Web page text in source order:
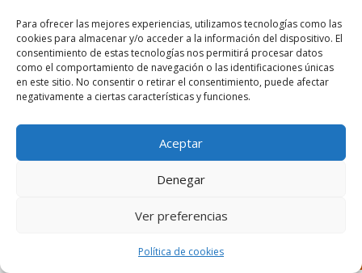
Para ofrecer las mejores experiencias, utilizamos tecnologías como las
cookies para almacenar y/o acceder a la información del dispositivo. El
consentimiento de estas tecnologías nos permitirá procesar datos
como el comportamiento de navegación o las identificaciones únicas
en este sitio. No consentir o retirar el consentimiento, puede afectar
negativamente a ciertas características y funciones.
Aceptar
Denegar
Ver preferencias
Política de cookies
Aviso Legal-